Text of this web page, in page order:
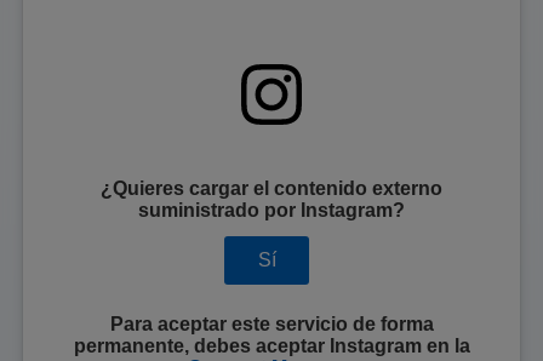
¿Quieres cargar el contenido externo
suministrado por Instagram?
Sí
Para aceptar este servicio de forma
permanente, debes aceptar Instagramen la